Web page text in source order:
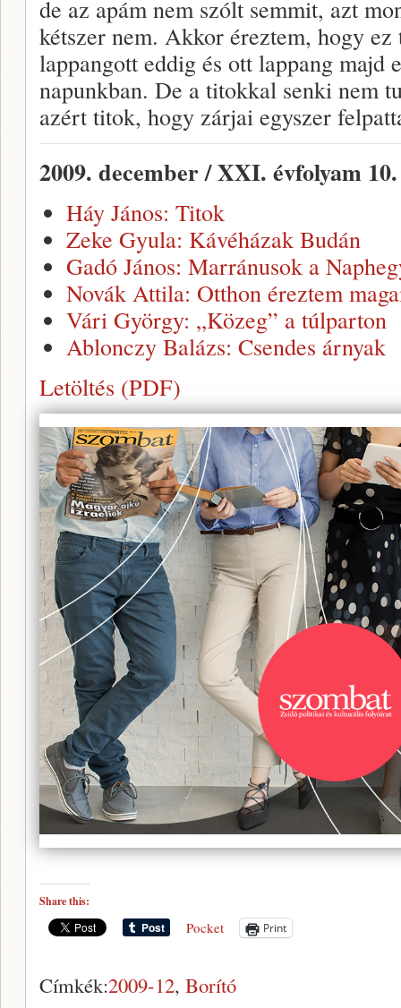
de az apám nem szólt semmit, azt
kétszer nem. Akkor éreztem, hogy
lappangott eddig és ott lappang majd
napunkban. De a titokkal senki nem
azért titok, hogy zárjai egyszer
2009. december / XXI. évfolyam
Háy János: Titok
Zeke Gyula: Kávéházak Budán
Gadó János: Marránusok a
Novák Attila: Otthon éreztem
Vári György: „Közeg” a túlparton
Ablonczy Balázs: Csendes árnyak
Letöltés (PDF)
Share this:
Pocket Print
Címkék:2009-12, Borító